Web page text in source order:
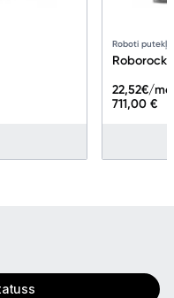
Roboti
Roborock
711,00 €
22,52€/